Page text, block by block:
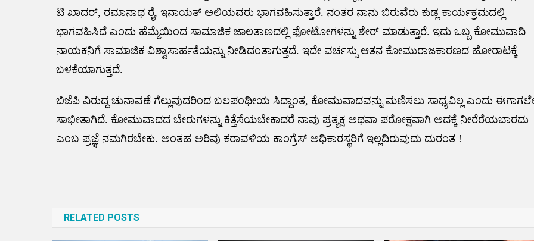
ಟಿ ಖಾದರ್, ರಮಾನಾಥ ರೈ, ಇನಾಯತ್ ಅಲಿಯವರು ಭಾಗವಹಿಸುತ್ತಾರೆ. ನಂತರ ನಾನು ಬಿರುವೆರು ಕುಡ್ಲ ಕಾರ್ಯಕ್ರಮದಲ್ಲಿ
ಭಾಗವಹಿಸಿದೆ ಎಂದು ಹೆಮ್ಮೆಯಿಂದ ಸಾಮಾಜಿಕ ಜಾಲತಾಣದಲ್ಲಿ ಫೋಟೋಗಳನ್ನು ಶೇರ್ ಮಾಡುತ್ತಾರೆ. ಇದು ಒಬ್ಬ ಕೋಮುವಾದಿ
ನಾಯಕನಿಗೆ ಸಾಮಾಜಿಕ ವಿಶ್ವಾಸಾರ್ಹತೆಯನ್ನು ನೀಡಿದಂತಾಗುತ್ತದೆ. ಇದೇ ವರ್ಚಸ್ಸು ಆತನ ಕೋಮುರಾಜಕಾರಣದ ಹೋರಾಟಕ್ಕೆ
ಬಳಕೆಯಾಗುತ್ತದೆ.
ಬಿಜೆಪಿ ವಿರುದ್ದ ಚುನಾವಣೆ ಗೆಲ್ಲುವುದರಿಂದ ಬಲಪಂಥೀಯ ಸಿದ್ದಾಂತ, ಕೋಮುವಾದವನ್ನು ಮಣಿಸಲು ಸಾಧ್ಯವಿಲ್ಲ ಎಂದು
ಸಾಭೀತಾಗಿದೆ. ಕೋಮುವಾದದ ಬೇರುಗಳನ್ನು ಕಿತ್ತೆಸೆಯಬೇಕಾದರೆ ನಾವು ಪ್ರತ್ಯಕ್ಷ ಅಥವಾ ಪರೋಕ್ಷವಾಗಿ ಅದಕ್ಕೆ ನೀರೆರೆಯಬಾರದು
ಎಂಬ ಪ್ರಜ್ಞೆ ನಮಗಿರಬೇಕು. ಅಂತಹ ಅರಿವು ಕರಾವಳಿಯ ಕಾಂಗ್ರೆಸ್ ಅಧಿಕಾರಸ್ಥರಿಗೆ ಇಲ್ಲದಿರುವುದು ದುರಂತ !
RELATED POSTS